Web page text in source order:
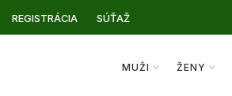
REGISTRÁCIA SÚŤAŽ
MUŽI ŽENY